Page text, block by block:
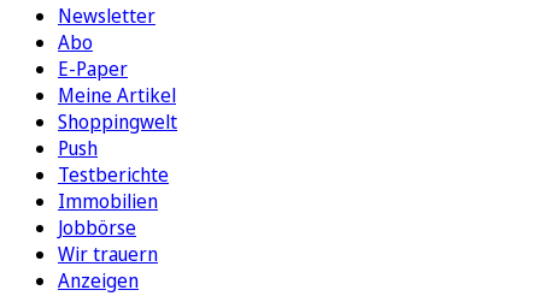
Newsletter
Abo
E-Paper
Meine Artikel
Shoppingwelt
Push
Testberichte
Immobilien
Jobbörse
Wir trauern
Anzeigen